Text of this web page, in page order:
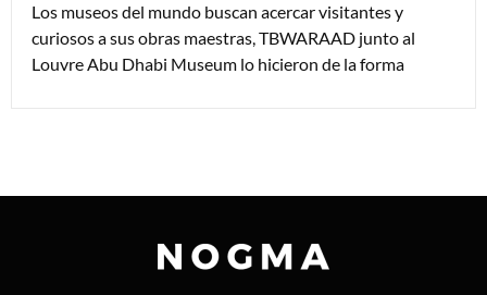
Los museos del mundo buscan acercar visitantes y
curiosos a sus obras maestras, TBWARAAD junto al
Louvre Abu Dhabi Museum lo hicieron de la forma